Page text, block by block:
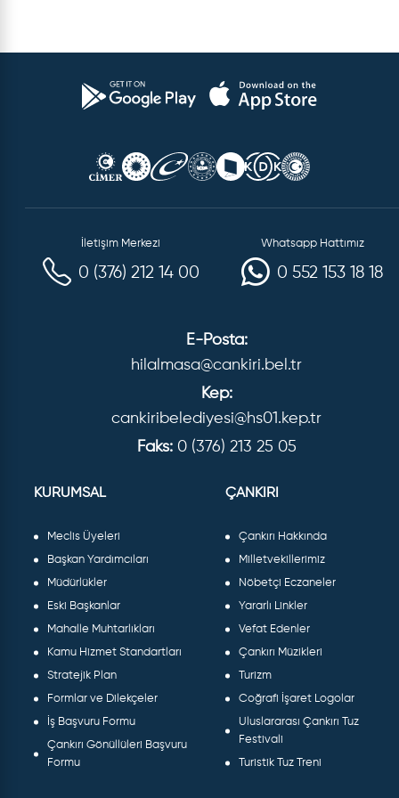
İletişim Merkezi
0 (376) 212 14 00
Whatsapp Hattımız
0 552 153 18 18
E-Posta:
hilalmasa@cankiri.bel.tr
Kep:
cankiribelediyesi@hs01.kep.tr
Faks: 0 (376) 213 25 05
KURUMSAL
Meclis Üyeleri
Başkan Yardımcıları
Müdürlükler
Eski Başkanlar
Mahalle Muhtarlıkları
Kamu Hizmet Standartları
Stratejik Plan
Formlar ve Dilekçeler
İş Başvuru Formu
Çankırı Gönüllüleri Başvuru
Formu
ÇANKIRI
Çankırı Hakkında
Milletvekillerimiz
Nöbetçi Eczaneler
Yararlı Linkler
Vefat Edenler
Çankırı Müzikleri
Turizm
Coğrafi İşaret Logolar
Uluslararası Çankırı Tuz
Festivali
Turistik Tuz Treni